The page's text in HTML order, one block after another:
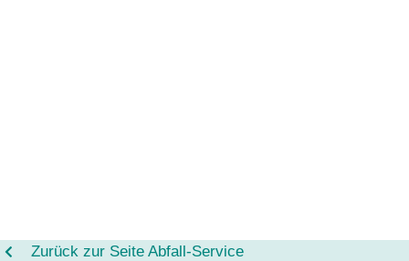
Zurück zur Seite Abfall-Service